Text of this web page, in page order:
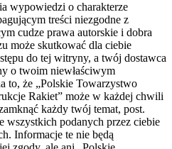
wypowiedzi o charakterze
treści niezgodne z
cudze prawa autorskie i dobra
może skutkować dla ciebie
do tej witryny, a twój dostawca
o twoim niewłaściwym
to, że „Polskie Towarzystwo
Rakiet” może w każdej chwili
każdy twój temat, post.
wszystkich podanych przez ciebie
Informacje te nie będą